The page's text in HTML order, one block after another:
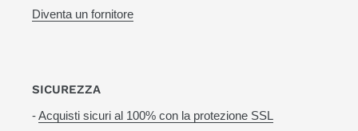
Diventa un fornitore
SICUREZZA
-Acquisti sicuri al 100% con la protezione SSL